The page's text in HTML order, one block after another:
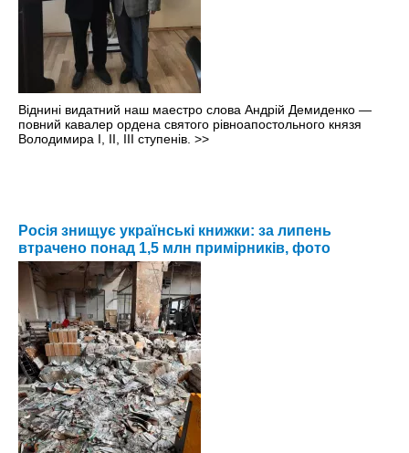
Віднині видатний наш маестро слова Андрій Демиденко —
повний кавалер ордена святого рівноапостольного князя
Володимира І, ІІ, ІІІ ступенів. >>
Росія знищує українські книжки: за липень
втрачено понад 1,5 млн примірників, фото